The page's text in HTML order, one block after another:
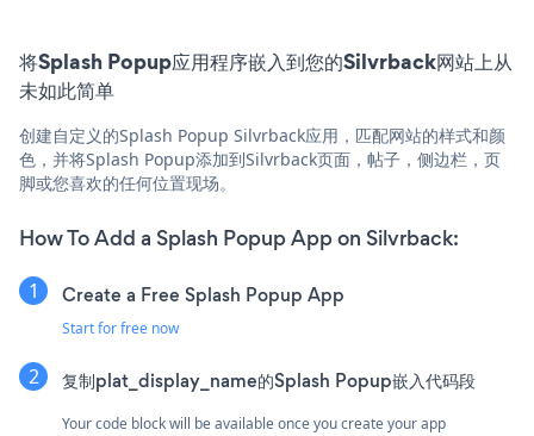
将Splash Popup应用程序嵌入到您的Silvrback网站上从
未如此简单
创建自定义的Splash Popup Silvrback应用，匹配网站的样式和颜
色，并将Splash Popup添加到Silvrback页面，帖子，侧边栏，页
脚或您喜欢的任何位置现场。
How To Add a Splash Popup App on Silvrback:
Create a Free Splash Popup App
Start for free now
复制plat_display_name的Splash Popup嵌入代码段
Your code block will be available once you create your app